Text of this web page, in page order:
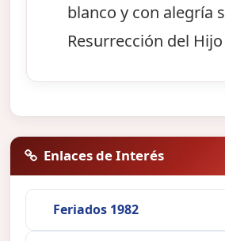
blanco y con alegría
Resurrección del
Enlaces de Interés
Feriados 1982